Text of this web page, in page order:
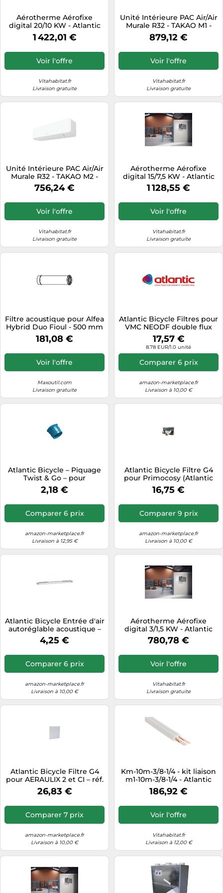
Tondeuses cheveux & barbe
Téléphonie
Téléviseurs
Télévision & vidéo
Électroménager
Aérotherme Aérofixe
digital 20/10 KW - Atlantic
612510
1 422,01 €
Voir l'offre
Vitahabitat.fr
Livraison gratuite
Unité Intérieure PAC Air/Air
Murale R32 - TAKAO M1 -
5200W - ATLANTIC 873106
879,12 €
Voir l'offre
Vitahabitat.fr
Livraison gratuite
Unité Intérieure PAC Air/Air
Murale R32 - TAKAO M2 -
3400W - ATLANTIC 873855
756,24 €
Voir l'offre
Vitahabitat.fr
Livraison gratuite
Aérotherme Aérofixe
digital 15/7,5 KW - Atlantic
612508
1 128,55 €
Voir l'offre
Vitahabitat.fr
Livraison gratuite
Filtre acoustique pour Alfea
Hybrid Duo Fioul - 500 mm
- ATLANTIC - 074311
181,08 €
Voir l'offre
Maxoutil.com
Livraison gratuite
Atlantic Bicycle Filtres pour
VMC NEODF double flux
Lot de 2
17,57 €
8.78 EUR/1.0 unité
Comparer 6 prix
amazon-marketplace.fr
Livraison à 10,00 €
Atlantic Bicycle – Piquage
Twist & Go – pour
Hygrocosy – 423129
2,18 €
Comparer 6 prix
amazon-marketplace.fr
Livraison à 12,95 €
Atlantic Bicycle Filtre G4
pour Primocosy (Atlantic
412190) - Jeu de 2 Blanc
16,75 €
Comparer 9 prix
amazon-marketplace.fr
Livraison à 10,00 €
Atlantic Bicycle Entrée d'air
autoréglable acoustique –
Kit complet EA 15 N – Débit
15/22/30 m3/h G
4,25 €
Comparer 6 prix
amazon-marketplace.fr
Livraison à 10,00 €
Aérotherme Aérofixe
digital 3/1,5 KW - Atlantic
612504
780,78 €
Voir l'offre
Vitahabitat.fr
Livraison gratuite
Atlantic Bicycle Filtre G4
pour AERAULIX 2 et CI – réf.
412132
26,83 €
Comparer 7 prix
amazon-marketplace.fr
Livraison à 10,00 €
Km-10m-3/8-1/4 - kit liaison
m1-10m-3/8-1/4 - Atlantic
809060
186,92 €
Voir l'offre
Vitahabitat.fr
Livraison à 12,00 €